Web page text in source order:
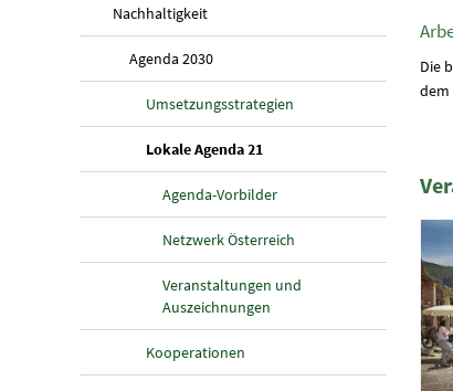
Nachhaltigkeit(aktuelle Seite)
Agenda 2030(aktuelle Seite)
Umsetzungsstrategien
Lokale Agenda 21
Agenda-Vorbilder
Netzwerk Österreich
Veranstaltungen und
Auszeichnungen
Kooperationen
Die
1